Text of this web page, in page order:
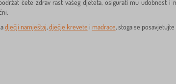
ćete zdrav rast vašeg djeteta, osigurati mu udobnost
dječji namještaj,dječje krevete i madrace, stoga se